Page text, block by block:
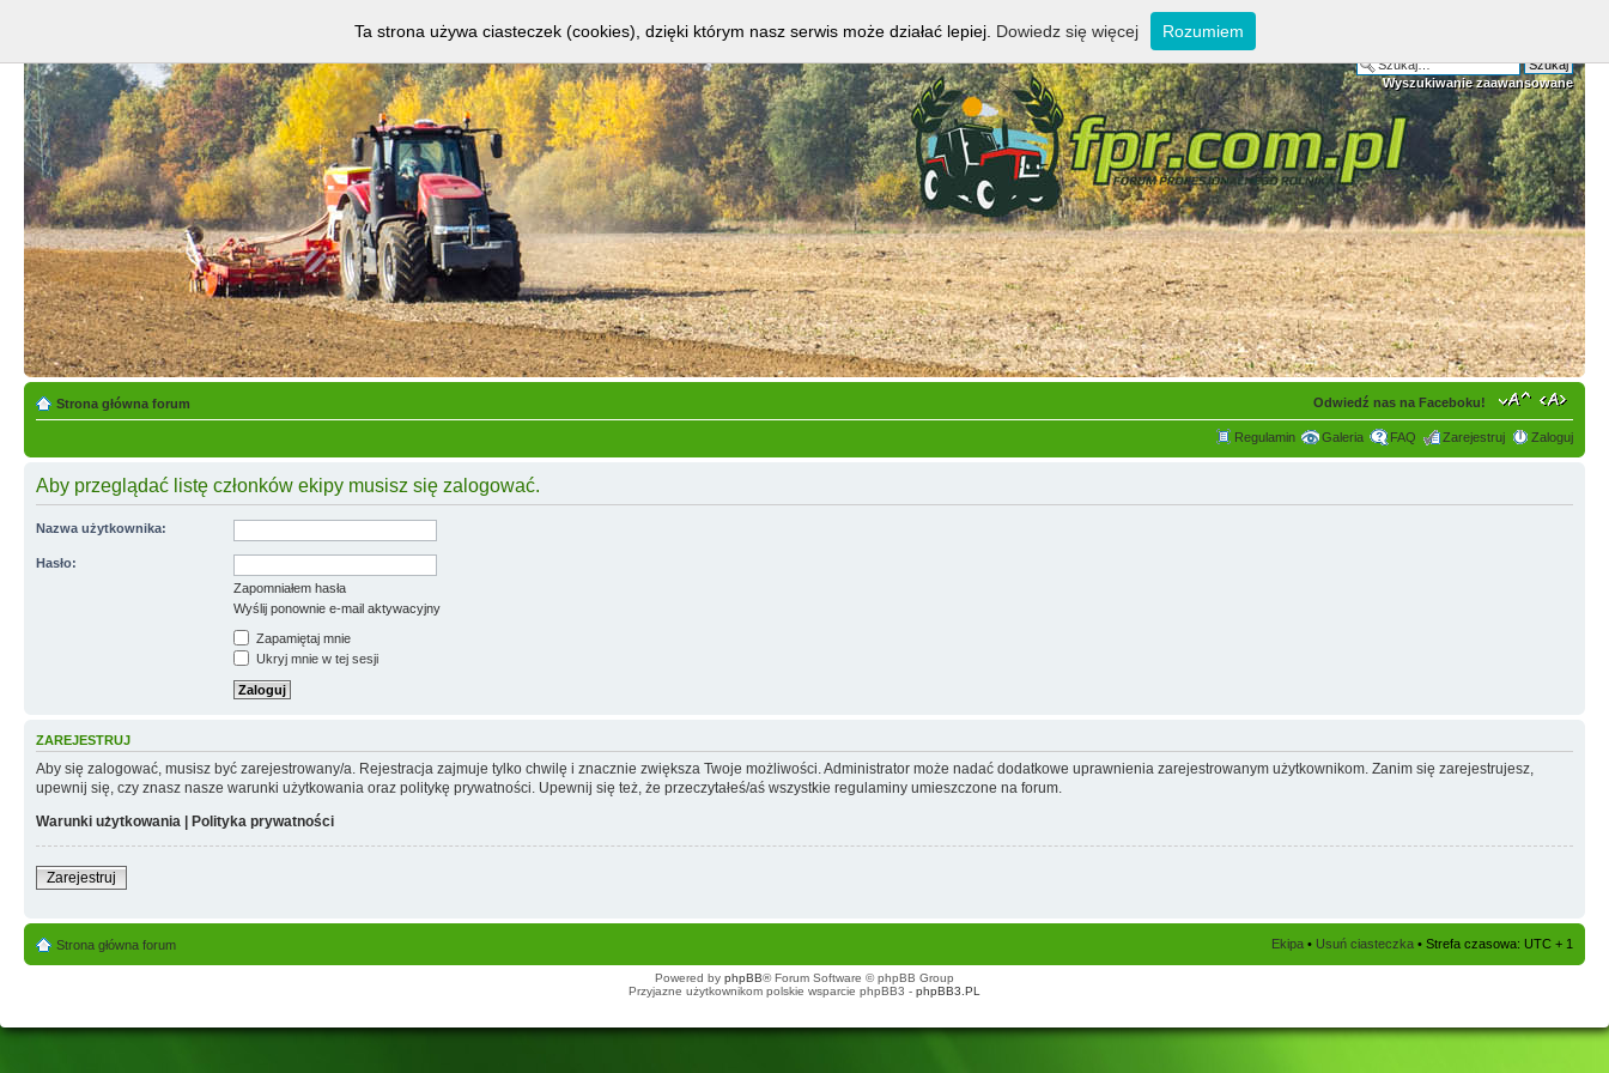
Wyszukiwanie zaawansowane
Strona główna forum Odwiedź nas na Faceboku!
Regulamin Galeria FAQ Zarejestruj Zaloguj
Aby przeglądać listę członków ekipy musisz się zalogować.
Nazwa użytkownika:
Hasło:
Zapomniałem hasła
Wyślij ponownie e-mail aktywacyjny
Zapamiętaj mnie
Ukryj mnie w tej sesji
ZAREJESTRUJ
Aby się zalogować, musisz być zarejestrowany/a. Rejestracja zajmuje tylko chwilę i znacznie zwiększa Twoje możliwości. Administrator może nadać dodatkowe uprawnienia zarejestrowanym użytkownikom. Zanim się zarejestrujesz,
upewnij się, czy znasz nasze warunki użytkowania oraz politykę prywatności. Upewnij się też, że przeczytałeś/aś wszystkie regulaminy umieszczone na forum.
Warunki użytkowania | Polityka prywatności
Zarejestruj
Strona główna forum Ekipa • Usuń ciasteczka • Strefa czasowa: UTC + 1
Powered by phpBB® Forum Software © phpBB Group
Przyjazne użytkownikom polskie wsparcie phpBB3 - phpBB3.PL
Ta strona używa ciasteczek (cookies), dzięki którym nasz serwis może działać lepiej. Dowiedz się więcej Rozumiem